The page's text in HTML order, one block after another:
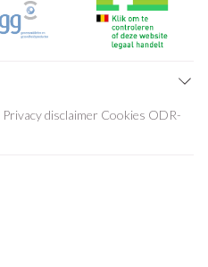
Privacy disclaimer Cookies ODR-